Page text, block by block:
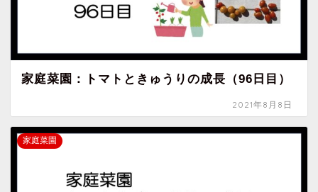
家庭菜園：トマトときゅうりの成長（96日目）
2021年8月8日
家庭菜園